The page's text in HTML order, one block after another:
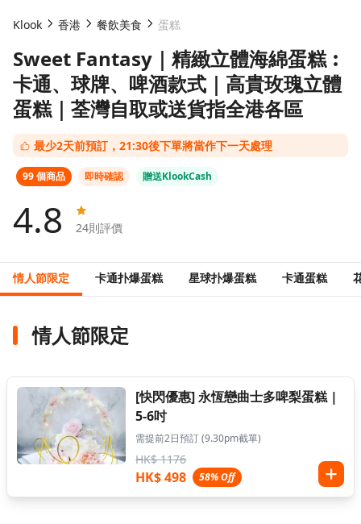
Klook 香港 餐飲美食 蛋糕
Sweet Fantasy｜精緻立體海綿蛋糕︰
卡通、球牌、啤酒款式｜高貴玫瑰立體
蛋糕｜荃灣自取或送貨指全港各區
最少2天前預訂，21:30後下單將當作下一天處理
99 個商品 即時確認 贈送KlookCash
4.8 24則評價
情人節限定 卡通扑爆蛋糕 星球扑爆蛋糕 卡通蛋糕
情人節限定
[快閃優惠] 永恆戀曲士多啤梨蛋糕 |
5-6吋
需提前2日預訂 (9.30pm截單)
HK$ 1176
HK$ 498 58% Off